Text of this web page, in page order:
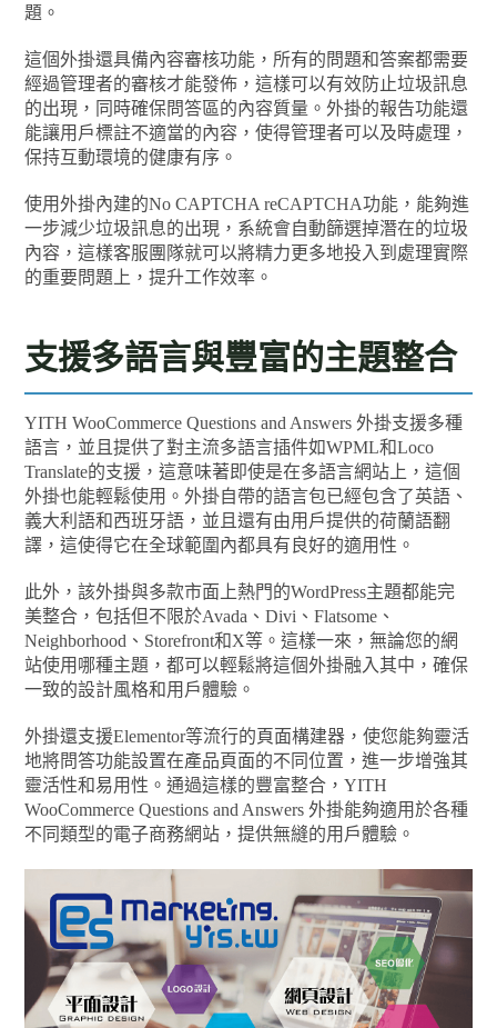
題。
這個外掛還具備內容審核功能，所有的問題和答案都需要
經過管理者的審核才能發佈，這樣可以有效防止垃圾訊息
的出現，同時確保問答區的內容質量。外掛的報告功能還
能讓用戶標註不適當的內容，使得管理者可以及時處理，
保持互動環境的健康有序。
使用外掛內建的No CAPTCHA reCAPTCHA功能，能夠進
一步減少垃圾訊息的出現，系統會自動篩選掉潛在的垃圾
內容，這樣客服團隊就可以將精力更多地投入到處理實際
的重要問題上，提升工作效率。
支援多語言與豐富的主題整合
YITH WooCommerce Questions and Answers 外掛支援多種
語言，並且提供了對主流多語言插件如WPML和Loco
Translate的支援，這意味著即使是在多語言網站上，這個
外掛也能輕鬆使用。外掛自帶的語言包已經包含了英語、
義大利語和西班牙語，並且還有由用戶提供的荷蘭語翻
譯，這使得它在全球範圍內都具有良好的適用性。
此外，該外掛與多款市面上熱門的WordPress主題都能完
美整合，包括但不限於Avada、Divi、Flatsome、
Neighborhood、Storefront和X等。這樣一來，無論您的網
站使用哪種主題，都可以輕鬆將這個外掛融入其中，確保
一致的設計風格和用戶體驗。
外掛還支援Elementor等流行的頁面構建器，使您能夠靈活
地將問答功能設置在產品頁面的不同位置，進一步增強其
靈活性和易用性。通過這樣的豐富整合，YITH
WooCommerce Questions and Answers 外掛能夠適用於各種
不同類型的電子商務網站，提供無縫的用戶體驗。